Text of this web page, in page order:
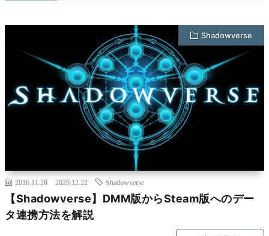
Shadowverse
2016.11.28 2020.12.22 Shadowverse
【Shadowverse】DMM版からSteam版へのデー
タ連携方法を解説